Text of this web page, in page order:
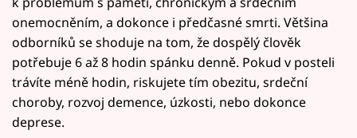
onemocněním, a dokonce i předčasné smrti. Většina
odborníků se shoduje na tom, že dospělý člověk
potřebuje 6 až 8 hodin spánku denně. Pokud v posteli
trávíte méně hodin, riskujete tím obezitu, srdeční
choroby, rozvoj demence, úzkosti, nebo dokonce
deprese.